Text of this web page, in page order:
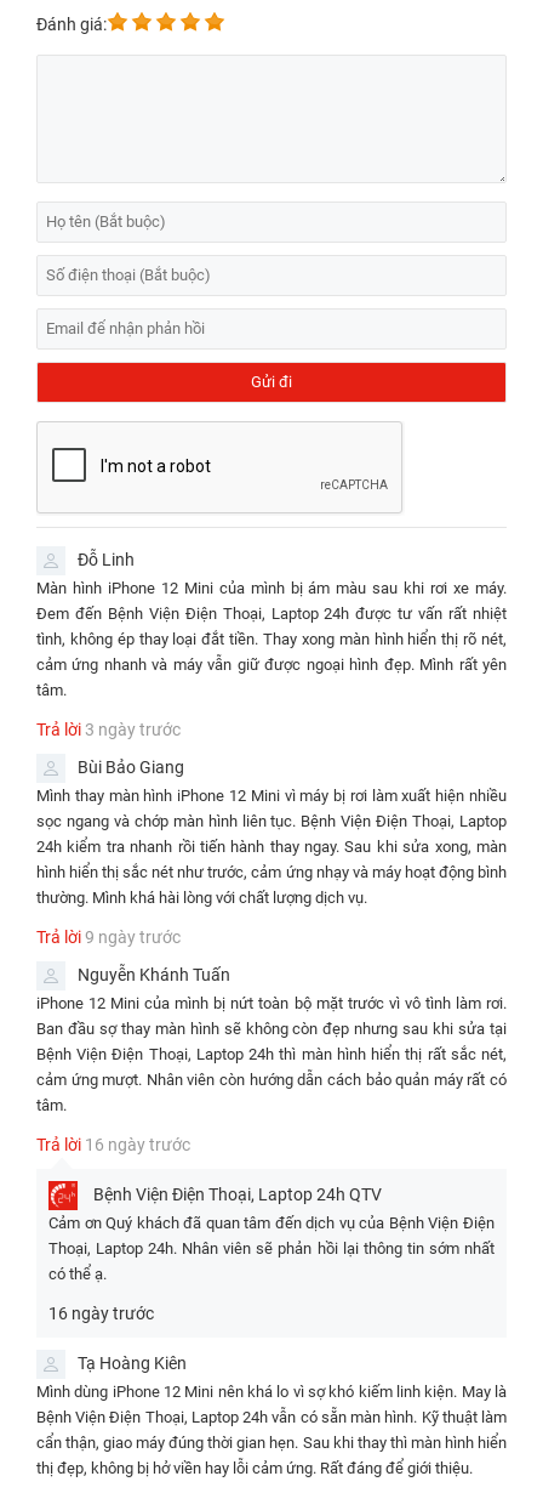
Bảng giá thay màn hình iPhone 12 Mini mới nhất
Thay màn hình iPhone 12 Mini giá bao nhiêu hay
iphone 12 mini hết bao nhiêu tiền là câu hỏi được nhiều người quan
tâm? Mức giáthay màn hình iPhone 12 Min
1.040.000đ - 2.490.000đ, tùy thuộc vào loại màn hình, địa điểm sửa
chữa và các dịch vụ đi kèm. Tại Bệnh Viện Điện Thoại, Laptop 24h
bạn có thể tìm thấy dịch vụ thay màn hình iPhone chính hãngvới
mức giá hợp lý, đảm bảo chất lượng và sự uy tín.
DỊCH VỤ
SỬA CHỮA
iPhone 12 Mini GX Icell
⭐1.040.000đ
✅Thay màn hình
iPhone 12 Mini GX
Oled
⭐1.490.000đ
⌛30 - 45
phút
Bảo hành 12
tháng
✅Thay màn hình
iPhone 12 Mini REXON
loại Pro
Bảo hành vĩnh
Lưu ý:
Giá trên đã bao gồm công thợ, không phát sinh thêm bất kỳ chi
phí khác
Áp dụng nhiều chương trình khuyến mãi trên cùng 1 hóa đơn
Giá trên có thể thay đổi theo tùy thời điểm, quý khách vui lòng
xem ở trên để cập nhật giá mới nhất
Bảng so sánh dịch vụ thay màn hình dòng iPhone 12 Mini
Màn chính
hãng Apple
Like New
Màn chính hãng
Apple 98%
Màn hình
GX
Super Retina XDR
- Kích thước: 5.4
inches.
- Độ phân giải:
1080 x 2340
mật độ ~476 ppi.
- Công nghệ nền:
Super Retina XDR
OLED, hỗ trợ DCI-
P3 rộng, True
- Loại màn hình: Super
mật độ ~476 ppi.
- Công nghệ nền: OLED
(Super Retina XDR), hỗ
5.4 inches.
- Độ phân giải:
- Công nghệ
nền: Super
Retina XDR
OLED, hỗ trợ
Đánh giá:
Đỗ Linh
Màn hình iPhone 12 Mini của mình bị ám màu sau khi rơi xe máy.
Đem đến Bệnh Viện Điện Thoại, Laptop 24h được tư vấn rất nhiệt
tình, không ép thay loại đắt tiền. Thay xong màn hình hiển thị rõ nét,
cảm ứng nhanh và máy vẫn giữ được ngoại hình đẹp. Mình rất yên
tâm.
Trả lời 3 ngày trước
Bùi Bảo Giang
Mình thay màn hình iPhone 12 Mini vì máy bị rơi làm xuất hiện nhiều
sọc ngang và chớp màn hình liên tục. Bệnh Viện Điện Thoại, Laptop
24h kiểm tra nhanh rồi tiến hành thay ngay. Sau khi sửa xong, màn
hình hiển thị sắc nét như trước, cảm ứng nhạy và máy hoạt động bình
thường. Mình khá hài lòng với chất lượng dịch vụ.
Trả lời9 ngày trước
Nguyễn Khánh Tuấn
iPhone 12 Mini của mình bị nứt toàn bộ mặt trước vì vô tình làm rơi.
Ban đầu sợ thay màn hình sẽ không còn đẹp nhưng sau khi sửa tại
Bệnh Viện Điện Thoại, Laptop 24h thì màn hình hiển thị rất sắc nét,
cảm ứng mượt. Nhân viên còn hướng dẫn cách bảo quản máy rất có
tâm.
Trả lời 16 ngày trước
Bệnh Viện Điện Thoại, Laptop 24h QTV
Cảm ơn Quý khách đã quan tâm đến dịch vụ của Bệnh Viện Điện
Thoại, Laptop 24h. Nhân viên sẽ phản hồi lại thông tin sớm nhất
có thể ạ.
16 ngày trước
Tạ Hoàng Kiên
Mình dùng iPhone 12 Mini nên khá lo vì sợ khó kiếm linh kiện. May là
Bệnh Viện Điện Thoại, Laptop 24h vẫn có sẵn màn hình. Kỹ thuật làm
cẩn thận, giao máy đúng thời gian hẹn. Sau khi thay thì màn hình hiển
thị đẹp, không bị hở viền hay lỗi cảm ứng. Rất đáng để giới thiệu.